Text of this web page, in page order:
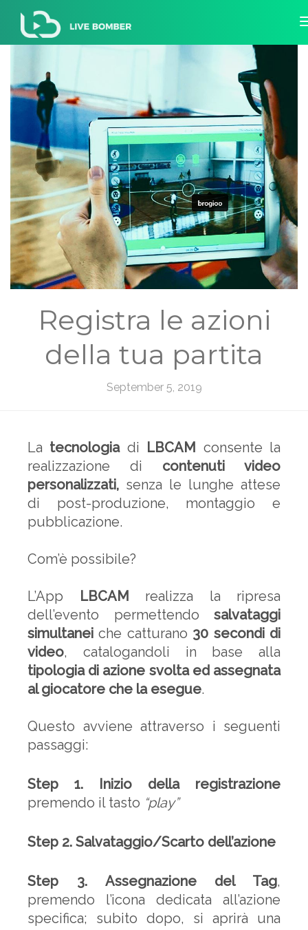
Registra le azioni
della tua partita
September 5, 2019
La tecnologiadi LBCAM consente la
realizzazione di contenuti video
personalizzati, senza le lunghe attese
di post-produzione, montaggio e
pubblicazione.
Com’è possibile?
L’App LBCAM realizza la ripresa
dell’evento permettendo salvataggi
simultanei che catturano 30 secondi di
video, catalogandoli in base alla
tipologia di azione svolta ed assegnata
al giocatore che la esegue.
Questo avviene attraverso i seguenti
passaggi:
Step 1. Inizio della registrazione
premendo il tasto “play”
Step 2. Salvataggio/Scarto dell’azione
Step 3. Assegnazione del Tag,
premendo l’icona dedicata all’azione
specifica; subito dopo, si aprirà una